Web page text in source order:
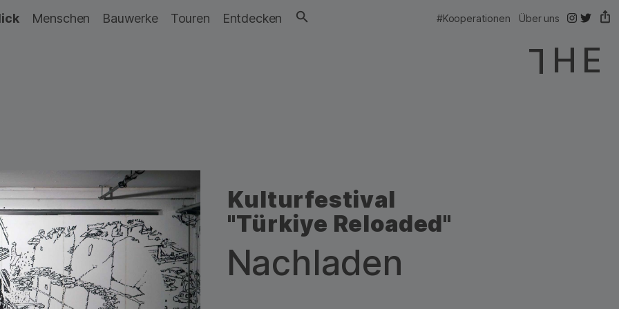
Menschen Bauwerke Touren Entdecken #Kooperationen Über uns
Kulturfestival
"Türkiye Reloaded"
Nachladen